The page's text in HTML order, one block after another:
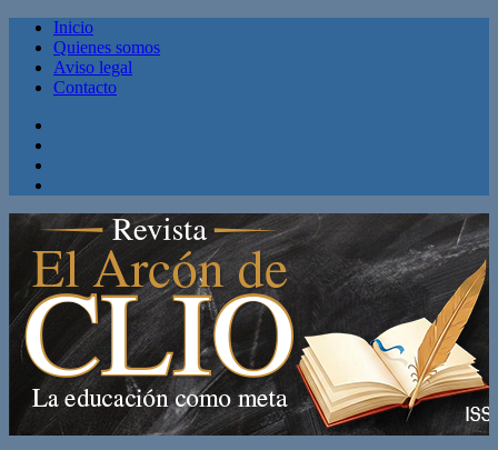
Inicio
Quienes somos
Aviso legal
Contacto